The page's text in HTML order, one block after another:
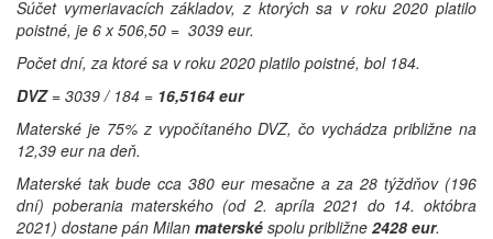
Súčet vymeriavacích základov, z ktorých sa v roku 2020 platilo
poistné, je 6 x 506,50 = 3039 eur.
Počet dní, za ktoré sa v roku 2020 platilo poistné, bol 184.
DVZ= 3039 / 184 = 16,5164 eur
Materské je 75% z vypočítaného DVZ, čo vychádza približne na
12,39 eur na deň.
Materské tak bude cca 380 eur mesačne a za 28 týždňov (196
dní) poberania materského (od 2. apríla 2021 do 14. októbra
2021) dostane pán Milan materské spolu približne 2428 eur.